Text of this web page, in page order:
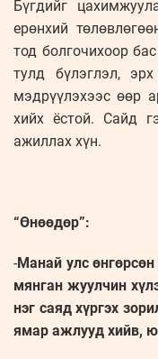
Бүгдийг
ерөнхий
тод болгочихоор
тулд бүлэглэл,
мэдрүүлэхээс өөр
хийх ёстой. Сайд
ажиллах хүн.
“Өнөөдөр”:
-Манай улс өнгөрсөн
мянган жуулчин
нэг саяд хүргэх
ямар ажлууд хийв,